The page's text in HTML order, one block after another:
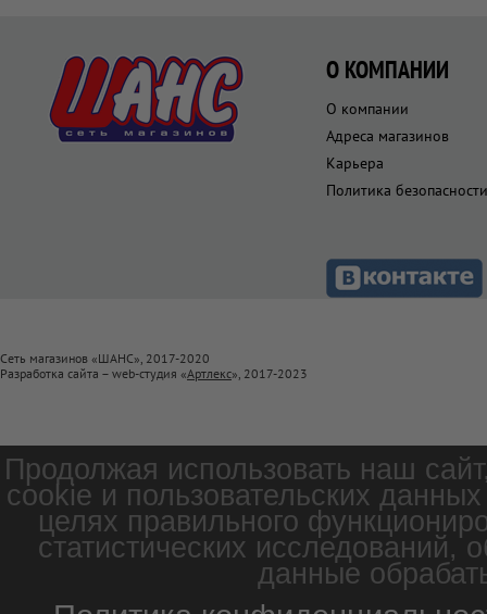
О КОМПАНИИ
О компании
Адреса магазинов
Карьера
Политика безопасности
Сеть магазинов «ШАНС», 2017-2020
Разработка сайта – web-студия «Артлекс», 2017-2023
Продолжая использовать наш
cookie и пользовательских
целях правильного
статистических
данные